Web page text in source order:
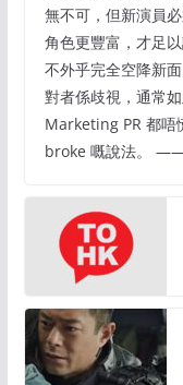
無不可，但新演員
角色更豐富，才足
不外乎完全空降新
對者係歧視，通常
Marketing PR 都唔
broke 嘅說法